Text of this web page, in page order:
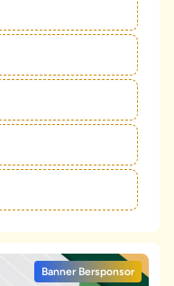
Banner Bersponsor